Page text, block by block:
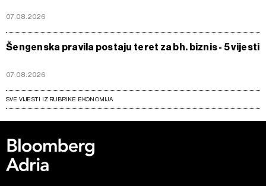
07.08.2026
Šengenska pravila postaju teret za bh. biznis - 5 vijesti
07.08.2026
SVE VIJESTI IZ RUBRIKE EKONOMIJA